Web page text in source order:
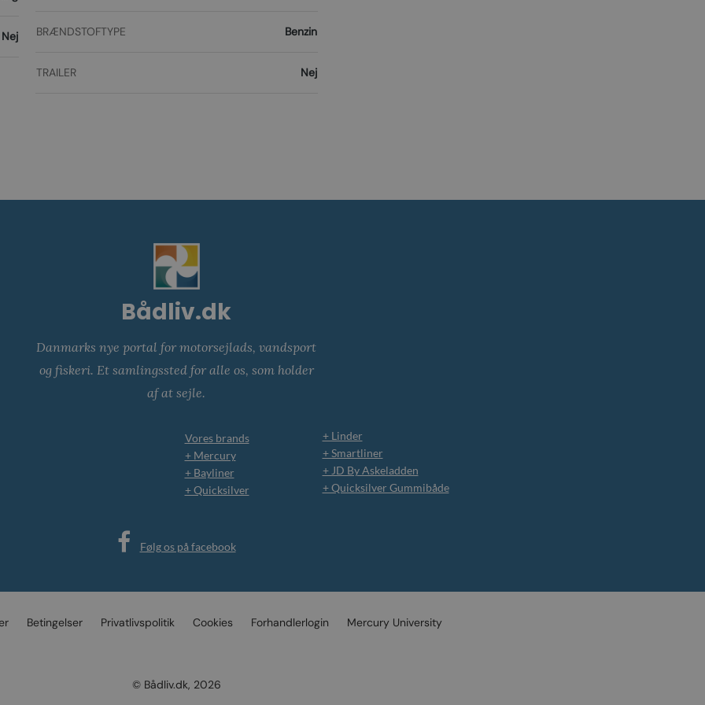
Nej BRÆNDSTOFTYPE Benzin
TRAILER Nej
Bådliv.dk
Danmarks nye portal for motorsejlads, vandsport
og fiskeri. Et samlingssted for alle os, som holder
af at sejle.
Vores brands
+ Mercury
+ Bayliner
+ Quicksilver
+ Linder
+ Smartliner
+ JD By Askeladden
+ Quicksilver Gummibåde
Følg os på facebook
Betingelser Privatlivspolitik Cookies Forhandlerlogin Mercury University
© Bådliv.dk, 2026